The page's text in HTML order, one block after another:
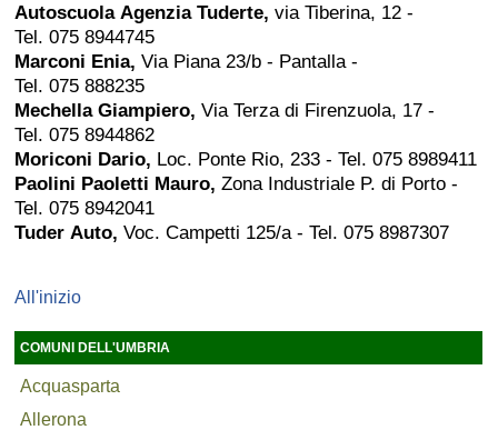
Autoscuola Agenzia Tuderte,via Tiberina, 12 -
Tel. 075 8944745
Marconi Enia,Via Piana 23/b - Pantalla -
Tel. 075 888235
Mechella Giampiero,Via Terza di Firenzuola, 17 -
Tel. 075 8944862
Moriconi Dario, Loc. Ponte Rio, 233 - Tel. 075 8989411
Paolini Paoletti Mauro,Zona Industriale P. di Porto -
Tel. 075 8942041
Tuder Auto,Voc. Campetti 125/a - Tel. 075 8987307
All'inizio
COMUNI DELL'UMBRIA
Acquasparta
Allerona